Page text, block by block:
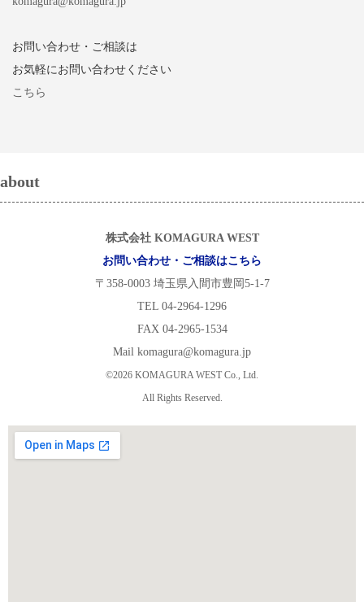
お問い合わせ・ご相談は
お気軽にお問い合わせください
こちら
about
株式会社 KOMAGURA WEST
お問い合わせ・ご相談はこちら
〒358-0003 埼玉県入間市豊岡5-1-7
TEL 04-2964-1296
FAX 04-2965-1534
Mail komagura@komagura.jp
©2026 KOMAGURA WEST Co., Ltd.
All Rights Reserved.